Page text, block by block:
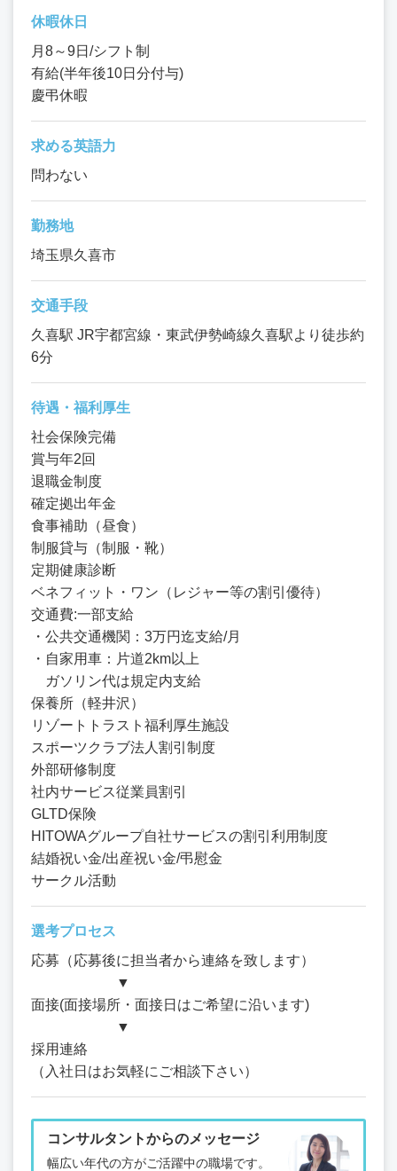
休暇休日
月8～9日/シフト制
有給(半年後10日分付与)
慶弔休暇
求める英語力
問わない
勤務地
埼玉県久喜市
交通手段
久喜駅 JR宇都宮線・東武伊勢崎線久喜駅より徒歩約
6分
待遇・福利厚生
社会保険完備
賞与年2回
退職金制度
確定拠出年金
食事補助（昼食）
制服貸与（制服・靴）
定期健康診断
ベネフィット・ワン（レジャー等の割引優待）
交通費:一部支給
・公共交通機関：3万円迄支給/月
・自家用車：片道2km以上
ガソリン代は規定内支給
保養所（軽井沢）
リゾートトラスト福利厚生施設
スポーツクラブ法人割引制度
外部研修制度
社内サービス従業員割引
GLTD保険
HITOWAグループ自社サービスの割引利用制度
結婚祝い金/出産祝い金/弔慰金
サークル活動
選考プロセス
応募（応募後に担当者から連絡を致します）
▼
面接(面接場所・面接日はご希望に沿います)
▼
採用連絡
（入社日はお気軽にご相談下さい）
コンサルタントからのメッセージ
幅広い年代の方がご活躍中の職場です。